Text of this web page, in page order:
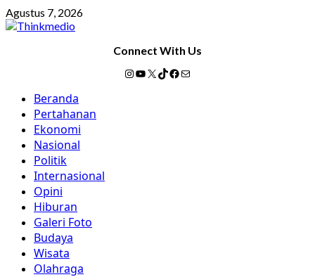
Skip
to
Agustus 7, 2026
Connect With Us
Instagram
YouTube
X TikTok
Facebook
Mail
Primary
Menu
Beranda
Pertahanan
Ekonomi
Nasional
Politik
Internasional
Opini
Hiburan
Galeri Foto
Budaya
Wisata
Olahraga